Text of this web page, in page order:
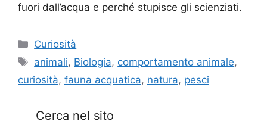
fuori dall’acqua e perché stupisce gli scienziati.
Categorie
Curiosità
Tag
animali, Biologia, comportamento animale,
curiosità, fauna acquatica, natura, pesci
Cerca nel sito